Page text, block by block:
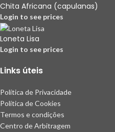
Chita Africana (capulanas)
Login to see prices
Loneta Lisa
Login to see prices
Links úteis
Política de Privacidade
Política de Cookies
Termos e condições
Centro de Arbitragem